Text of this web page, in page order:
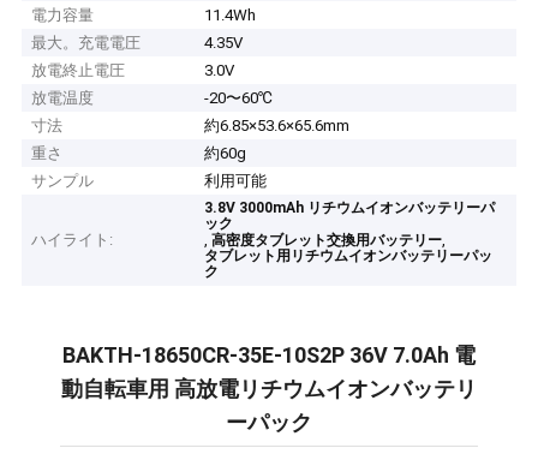
電力容量
11.4Wh
最大。充電電圧
4.35V
放電終止電圧
3.0V
放電温度
-20〜60℃
寸法
約6.85×53.6×65.6mm
重さ
約60g
サンプル
利用可能
ハイライト:
3.8V 3000mAh リチウムイオンバッテリーパ
ック
,高密度タブレット交換用バッテリー,
タブレット用リチウムイオンバッテリーパッ
ク
BAKTH-18650CR-35E-10S2P 36V 7.0Ah 電
動自転車用 高放電リチウムイオンバッテリ
ーパック